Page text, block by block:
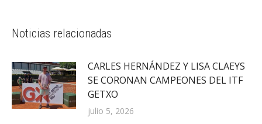
Noticias relacionadas
CARLES HERNÁNDEZ Y LISA CLAEYS
SE CORONAN CAMPEONES DEL ITF
GETXO
julio 5, 2026